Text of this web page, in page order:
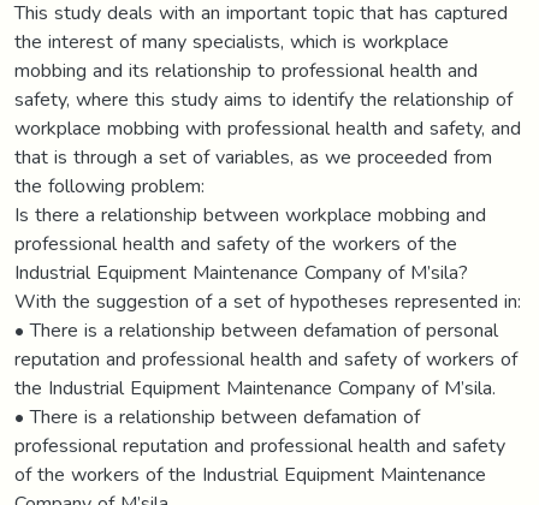
This study deals with an important topic that has captured
the interest of many specialists, which is workplace
mobbing and its relationship to professional health and
safety, where this study aims to identify the relationship of
workplace mobbing with professional health and safety, and
that is through a set of variables, as we proceeded from
the following problem:
Is there a relationship between workplace mobbing and
professional health and safety of the workers of the
Industrial Equipment Maintenance Company of M’sila?
With the suggestion of a set of hypotheses represented in:
• There is a relationship between defamation of personal
reputation and professional health and safety of workers of
the Industrial Equipment Maintenance Company of M’sila.
• There is a relationship between defamation of
professional reputation and professional health and safety
of the workers of the Industrial Equipment Maintenance